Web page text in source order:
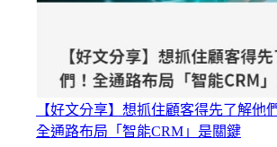
【好文分享】想抓住顧客得先了解他
全通路布局「智能CRM」是關鍵